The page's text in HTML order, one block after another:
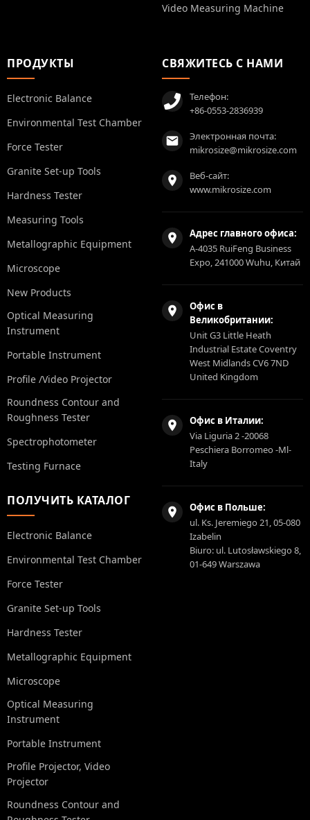
Video Measuring Machine
ПРОДУКТЫ
Electronic Balance
Environmental Test Chamber
Force Tester
Granite Set-up Tools
Hardness Tester
Measuring Tools
Metallographic Equipment
Microscope
New Products
Optical Measuring
Instrument
Portable Instrument
Profile /Video Projector
Roundness Contour and
Roughness Tester
Spectrophotometer
Testing Furnace
ПОЛУЧИТЬ КАТАЛОГ
Electronic Balance
Environmental Test Chamber
Force Tester
Granite Set-up Tools
Hardness Tester
Metallographic Equipment
Microscope
Optical Measuring
Instrument
Portable Instrument
Profile Projector, Video
Projector
Roundness Contour and
СВЯЖИТЕСЬ С НАМИ
Телефон:
+86-0553-2836939
Электронная почта:
mikrosize@mikrosize.com
Веб-сайт:
www.mikrosize.com
Адрес главного офиса:
A-4035 RuiFeng Business
Expo, 241000 Wuhu, Китай
Офис в
Великобритании:
Unit G3 Little Heath
Industrial Estate Coventry
West Midlands CV6 7ND
United Kingdom
Офис в Италии:
Via Liguria 2 -20068
Peschiera Borromeo -Ml-
Italy
Офис в Польше:
ul. Ks. Jeremiego 21, 05-080
Izabelin
Biuro: ul. Lutosławskiego 8,
01-649 Warszawa